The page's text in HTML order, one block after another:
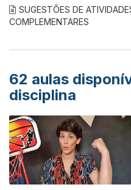
SUGESTÕES DE
COMPLEMENTARES
62 aulas
disciplina